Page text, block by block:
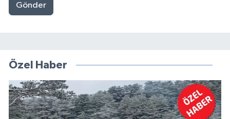
Gönder
Özel Haber